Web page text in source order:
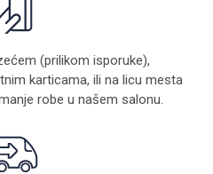
(prilikom isporuke),
karticama, ili na licu mesta
robe u našem salonu.